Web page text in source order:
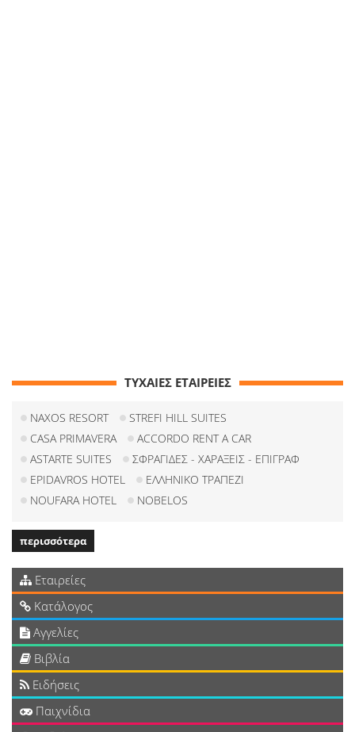
ΤΥΧΑΙΕΣ ΕΤΑΙΡΕΙΕΣ
NAXOS RESORT
STREFI HILL SUITES
CASA PRIMAVERA
ACCORDO RENT A CAR
ASTARTE SUITES
ΣΦΡΑΓΙΔΕΣ - ΧΑΡΑΞΕΙΣ - ΕΠΙΓΡΑΦ
EPIDAVROS HOTEL
ΕΛΛΗΝΙΚΟ ΤΡΑΠΕΖΙ
NOUFARA HOTEL
NOBELOS
περισσότερα
Εταιρείες
Κατάλογος
Αγγελίες
Βιβλία
Ειδήσεις
Παιχνίδια